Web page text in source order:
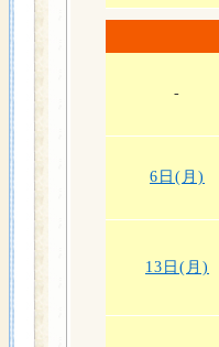
-
6日(月)
13日(月)